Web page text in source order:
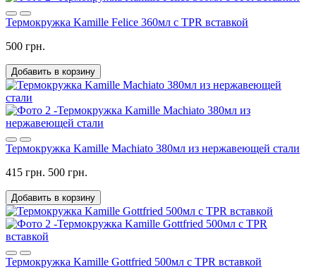
Термокружка Kamille Felice 360мл с TPR вставкой
500 грн.
Добавить в корзину
Термокружка Kamille Machiato 380мл из нержавеющей стали
415 грн. 500 грн.
Добавить в корзину
Термокружка Kamille Gottfried 500мл с TPR вставкой